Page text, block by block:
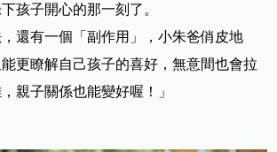
孩子開心的那一刻了。
還有一個「副作用」，小朱爸俏皮地
更瞭解自己孩子的喜好，無意間也會拉
親子關係也能變好喔！」